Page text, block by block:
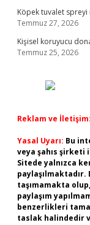
Köpek tuvalet spreyi
Temmuz 27, 2026
Kişisel koruyucu
Temmuz 25, 2026
Reklam ve İletişim:
Yasal Uyarı: Bu
veya şahıs şirketi
Sitede yalnızca
taşımamakta
paylaşım
benzerlikleri
taslak halindedir